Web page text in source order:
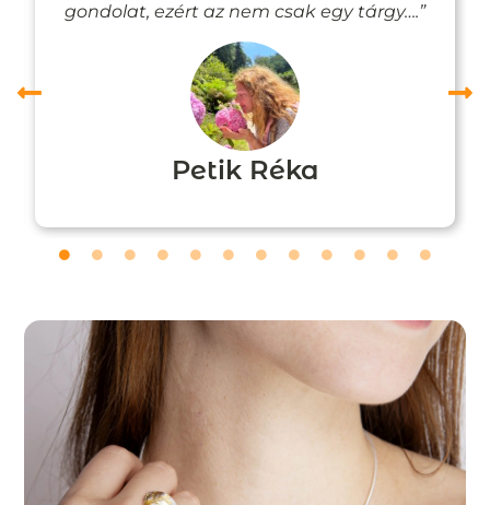
gondolat, ezért az nem csak egy tárgy….”
Petik Réka